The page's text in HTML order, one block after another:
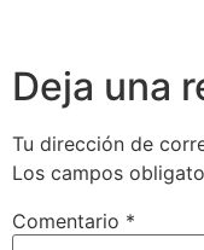
Deja una
Tu dirección de
Los campos
Comentario *